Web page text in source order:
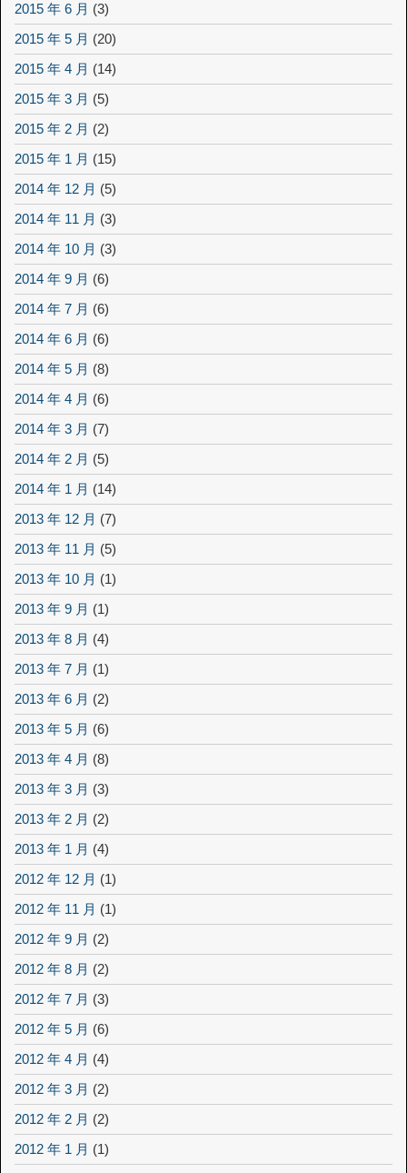
2015 年 6 月 (3)
2015 年 5 月 (20)
2015 年 4 月 (14)
2015 年 3 月 (5)
2015 年 2 月 (2)
2015 年 1 月 (15)
2014 年 12 月 (5)
2014 年 11 月 (3)
2014 年 10 月 (3)
2014 年 9 月 (6)
2014 年 7 月 (6)
2014 年 6 月 (6)
2014 年 5 月 (8)
2014 年 4 月 (6)
2014 年 3 月 (7)
2014 年 2 月 (5)
2014 年 1 月 (14)
2013 年 12 月 (7)
2013 年 11 月 (5)
2013 年 10 月 (1)
2013 年 9 月 (1)
2013 年 8 月 (4)
2013 年 7 月 (1)
2013 年 6 月 (2)
2013 年 5 月 (6)
2013 年 4 月 (8)
2013 年 3 月 (3)
2013 年 2 月 (2)
2013 年 1 月 (4)
2012 年 12 月 (1)
2012 年 11 月 (1)
2012 年 9 月 (2)
2012 年 8 月 (2)
2012 年 7 月 (3)
2012 年 5 月 (6)
2012 年 4 月 (4)
2012 年 3 月 (2)
2012 年 2 月 (2)
2012 年 1 月 (1)